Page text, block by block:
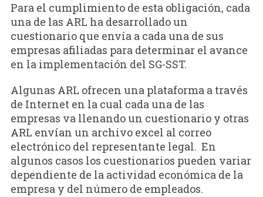
Para el cumplimiento de esta obligación, cada
una de las ARL ha desarrollado un
cuestionario que envía a cada una de sus
empresas afiliadas para determinar el avance
en la implementación del SG-SST.
Algunas ARL ofrecen una plataforma a través
de Internet en la cual cada una de las
empresas va llenando un cuestionario y otras
ARL envían un archivo excel al correo
electrónico del representante legal. En
algunos casos los cuestionarios pueden variar
dependiente de la actividad económica de la
empresa y del número de empleados.